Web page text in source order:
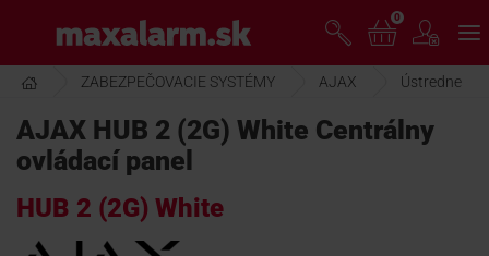
hlavnému
obsahu
www.maxalarm.sk
AKCIA MESIACA
PRODUKTY
0
ZABEZPEČOVACIE SYSTÉMY AJAX Ústredne
AJAX HUB 2 (2G) White Centrálny
ovládací panel
HUB 2 (2G) White